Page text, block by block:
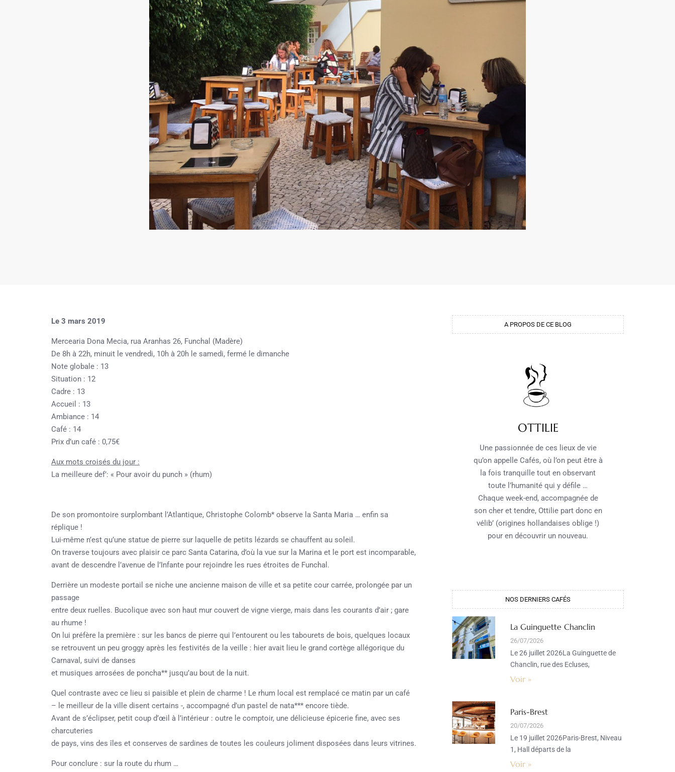
Le 3 mars 2019
Mercearia Dona Mecia, rua Aranhas 26, Funchal (Madère)
De 8h à 22h, minuit le vendredi, 10h à 20h le samedi, fermé le dimanche
Note globale : 13
Situation : 12
Cadre : 13
Accueil : 13
Ambiance : 14
Café : 14
Prix d’un café : 0,75€
Aux mots croisés du jour :
La meilleure def’: « Pour avoir du punch » (rhum)
De son promontoire surplombant l’Atlantique, Christophe Colomb* observe la Santa Maria … enfin sa
réplique !
Lui-même n’est qu’une statue de pierre sur laquelle de petits lézards se chauffent au soleil.
On traverse toujours avec plaisir ce parc Santa Catarina, d’où la vue sur la Marina et le port est incomparable,
avant de descendre l’avenue de l’Infante pour rejoindre les rues étroites de Funchal.
Derrière un modeste portail se niche une ancienne maison de ville et sa petite cour carrée, prolongée par un
passage
entre deux ruelles. Bucolique avec son haut mur couvert de vigne vierge, mais dans les courants d’air ; gare
au rhume !
On lui préfère la première : sur les bancs de pierre qui l’entourent ou les tabourets de bois, quelques locaux
se retrouvent un peu groggy après les festivités de la veille : hier avait lieu le grand cortège allégorique du
Carnaval, suivi de danses
et musiques arrosées de poncha** jusqu’au bout de la nuit.
Quel contraste avec ce lieu si paisible et plein de charme ! Le rhum local est remplacé ce matin par un café
– le meilleur de la ville disent certains -, accompagné d’un pastel de nata*** encore tiède.
Avant de s’éclipser, petit coup d’œil à l’intérieur : outre le comptoir, une délicieuse épicerie fine, avec ses
charcuteries
de pays, vins des îles et conserves de sardines de toutes les couleurs joliment disposées dans leurs vitrines.
Pour conclure : sur la route du rhum …
A PROPOS DE CE BLOG
OTTILIE
Une passionnée de ces lieux de vie
qu’on appelle Cafés, où l’on peut être à
la fois tranquille tout en observant
toute l’humanité qui y défile …
Chaque week-end, accompagnée de
son cher et tendre, Ottilie part donc en
vélib’ (origines hollandaises oblige !)
pour en découvrir un nouveau.
NOS DERNIERS CAFÉS
La Guinguette Chanclin
26/07/2026
Le 26 juillet 2026La Guinguette de
Chanclin, rue des Ecluses,
Voir »
Paris-Brest
20/07/2026
Le 19 juillet 2026Paris-Brest, Niveau
1, Hall départs de la
Voir »